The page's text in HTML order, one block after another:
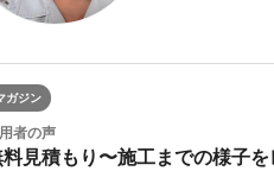
ガジン
者の声
見積もり〜施工までの様子を